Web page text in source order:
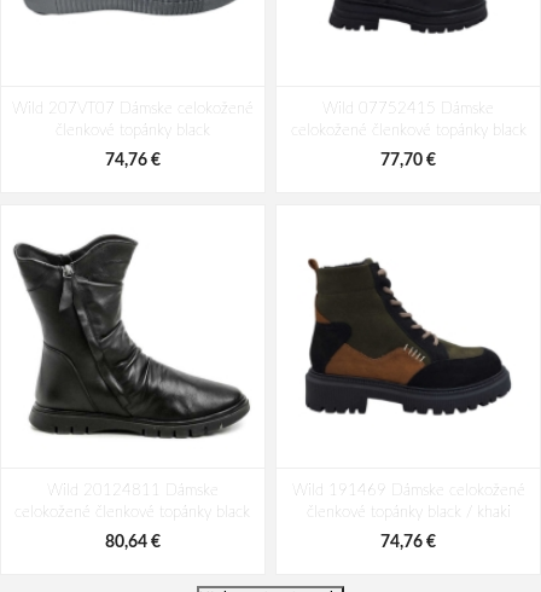
Wild 207VT07 Dámske celokožené
členkové topánky black
74,76 €
Wild 07752415 Dámske
celokožené členkové topánky black
77,70 €
Wild 20124811 Dámske
celokožené členkové topánky black
80,64 €
Wild 191469 Dámske celokožené
členkové topánky black / khaki
74,76 €